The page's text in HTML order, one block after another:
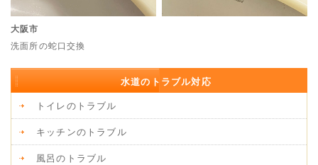
大阪市
洗面所の蛇口交換
水道のトラブル対応
トイレのトラブル
キッチンのトラブル
風呂のトラブル